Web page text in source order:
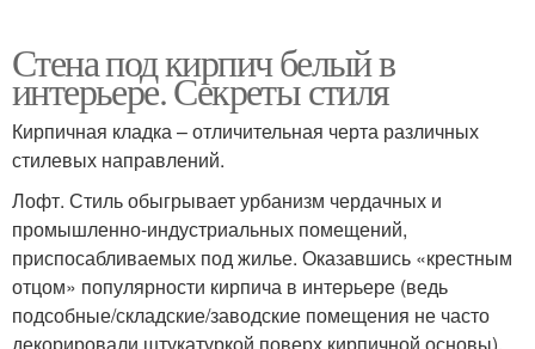
Стена под кирпич белый в
интерьере. Секреты стиля
Кирпичная кладка – отличительная черта различных
стилевых направлений.
Лофт. Стиль обыгрывает урбанизм чердачных и
промышленно-индустриальных помещений,
приспосабливаемых под жилье. Оказавшись «крестным
отцом» популярности кирпича в интерьере (ведь
подсобные/складские/заводские помещения не часто
декорировали штукатуркой поверх кирпичной основы),